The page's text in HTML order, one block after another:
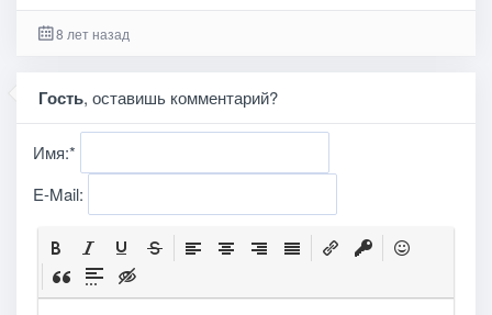
8 лет назад
Гость, оставишь комментарий?
Имя:*
E-Mail: